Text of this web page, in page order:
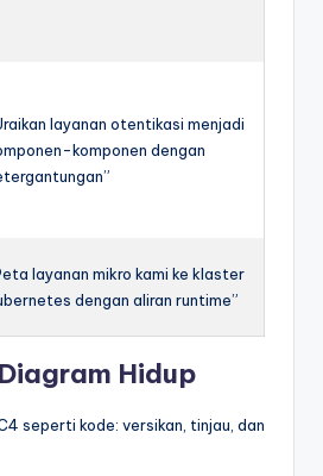
layanan otentikasi menjadi
komponen dengan
layanan mikro kami ke klaster
dengan aliran runtime”
Hidup
seperti kode: versikan, tinjau, dan